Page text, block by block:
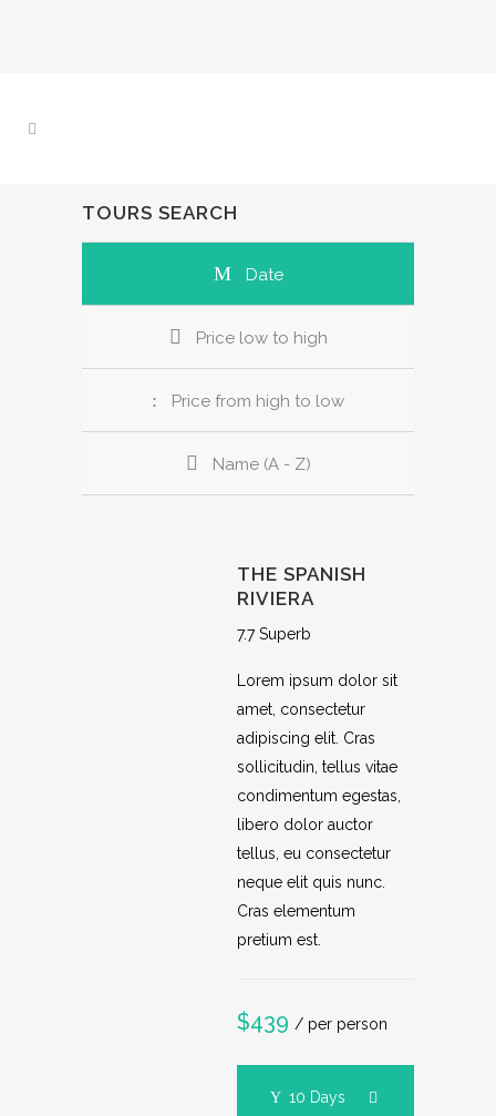
TOURS SEARCH
Date
Price low to high
Price from high to low
Name (A - Z)
THE SPANISH
RIVIERA
7.7 Superb
Lorem ipsum dolor sit
amet, consectetur
adipiscing elit. Cras
sollicitudin, tellus vitae
condimentum egestas,
libero dolor auctor
tellus, eu consectetur
neque elit quis nunc.
Cras elementum
pretium est.
$439 / per person
10 Days